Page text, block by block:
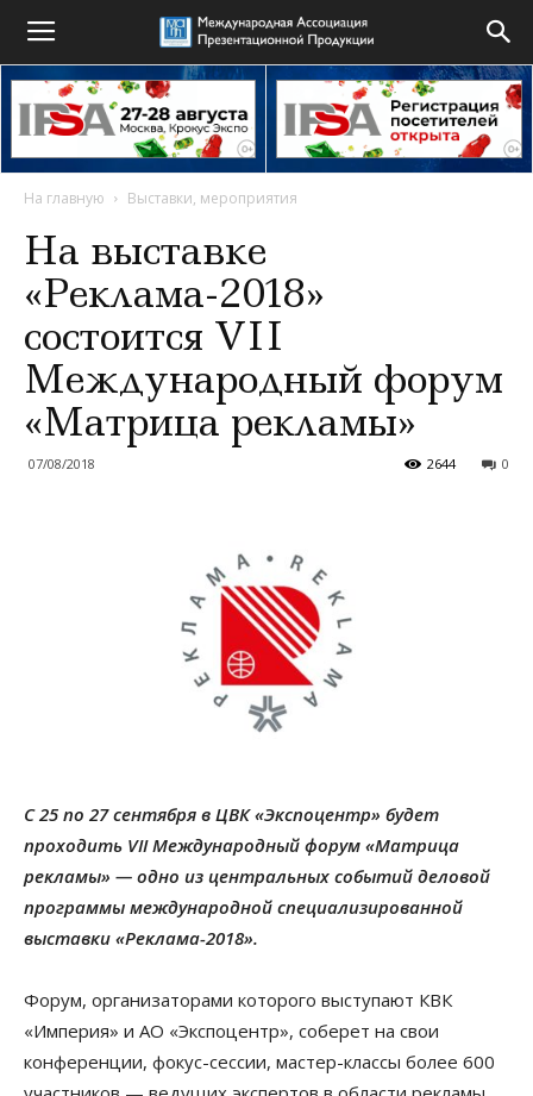
На главную Выставки, мероприятия
На выставке
«Реклама-2018»
состоится VII
Международный форум
«Матрица рекламы»
07/08/2018 0
2644
С 25 по 27 сентября в ЦВК «Экспоцентр» будет
проходить VII Международный форум «Матрица
рекламы» — одно из центральных событий деловой
программы международной специализированной
выставки «Реклама-2018».
Форум, организаторами которого выступают КВК
«Империя» и АО «Экспоцентр», соберет на свои
конференции, фокус-сессии, мастер-классы более 600